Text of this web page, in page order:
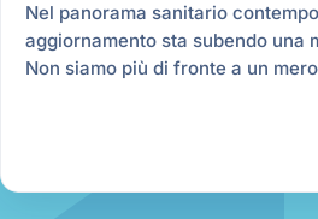
Nel panorama sanitario
aggiornamento sta subendo una
Non siamo più di fronte a un